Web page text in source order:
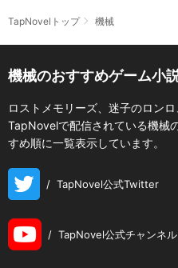
TapNovelトップ 機械
機械のおすすめゲーム小
ロストメモリーズ、迷子のロンロ
TapNovelで配信されている機械
すめ順に一覧表示しています。
/ TapNovel公式Twitter
/ TapNovel公式チャンネル